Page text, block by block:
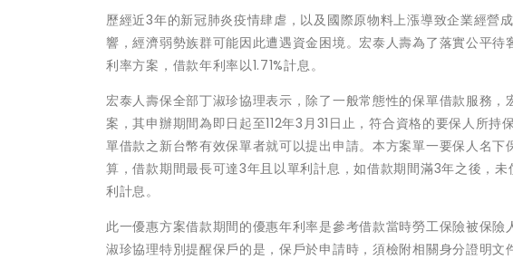
歷經近3年的新冠肺炎疫情肆虐，以及國際原物料上漲導致企業經營
響，經濟弱勢族群可能因此遭遇資金困境。宏泰人壽為了落實公平
利率方案，借款年利率以1.71%計息。
宏泰人壽保全部丁淑珍協理表示，除了一般常態性的保單借款服務
案，其申辦期間為即日起至112年3月31日止，符合資格的要保人所
單借款之新台幣有效保單者就可以提出申請。本方案單一要保人名
算，借款期間最長可達3年且以單利計息，如借款期間滿3年之後，
利計息。
此一優惠方案借款期間的優惠年利率是參考借款當時勞工保險被保
淑珍協理特別提醒保戶的是，保戶於申請時，須檢附相關身分證明